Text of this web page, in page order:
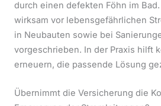
durch einen defekten Föhn im
wirksam vor lebensgefährlichen
in Neubauten sowie bei
vorgeschrieben. In der Praxis hilft
erneuern, die passende Lösung
Übernimmt die Versicherung die